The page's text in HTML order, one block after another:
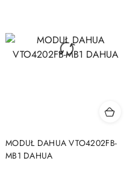
MODUŁ DAHUA VTO4202FB-
MB1 DAHUA